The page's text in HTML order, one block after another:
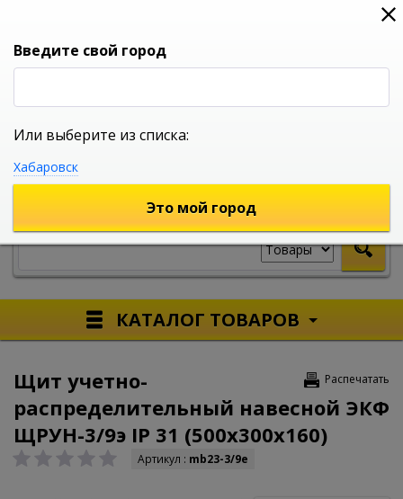
0
УНИВЕРСАЛЬНЫЙ ИНТЕРНЕТ МАГАЗИН
КАТАЛОГ ТОВАРОВ
Распечатать
Щит учетно-
распределительный навесной ЭКФ
ЩРУН-3/9э IP 31 (500х300х160)
Артикул : mb23-3/9e
Введите свой город
Или выберите из списка:
Хабаровск
Это мой город